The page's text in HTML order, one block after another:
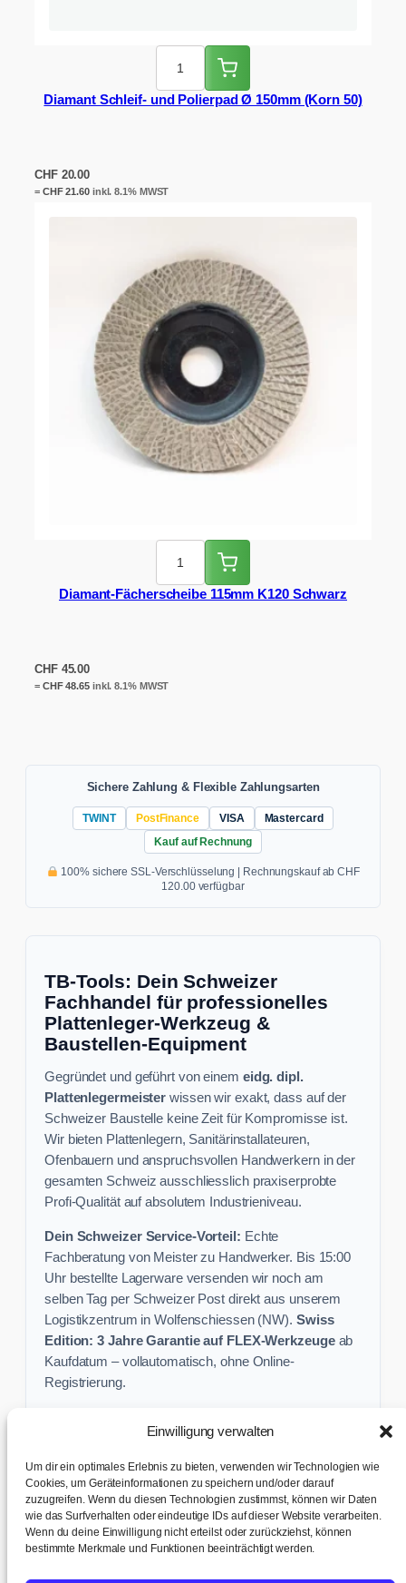
Einwilligung verwalten
Um dir ein optimales Erlebnis zu bieten, verwenden wir Technologien wie
Cookies, um Geräteinformationen zu speichern und/oder darauf
zuzugreifen. Wenn du diesen Technologien zustimmst, können wir Daten
wie das Surfverhalten oder eindeutige IDs auf dieser Website verarbeiten.
Wenn du deine Einwilligung nicht erteilst oder zurückziehst, können
bestimmte Merkmale und Funktionen beeinträchtigt werden.
Diamant Schleif- und Polierpad Ø 150mm (Korn 50)
CHF20.00
= CHF21.60inkl. 8.1% MWST
Diamant-Fächerscheibe 115mm K120 Schwarz
CHF45.00
= CHF48.65inkl. 8.1% MWST
Sichere Zahlung & Flexible Zahlungsarten
TWINT PostFinance VISA
Mastercard
Kauf auf Rechnung
100% sichere SSL-Verschlüsselung | Rechnungskauf ab CHF
120.00 verfügbar
TB-Tools: Dein Schweizer
Fachhandel für professionelles
Plattenleger-Werkzeug &
Baustellen-Equipment
Gegründet und geführt von einem eidg. dipl.
Plattenlegermeister wissen wir exakt, dass auf der
Schweizer Baustelle keine Zeit für Kompromisse ist.
Wir bieten Plattenlegern, Sanitärinstallateuren,
Ofenbauern und anspruchsvollen Handwerkern in der
gesamten Schweiz ausschliesslich praxiserprobte
Profi-Qualität auf absolutem Industrieniveau.
Dein Schweizer Service-Vorteil: Echte
Fachberatung von Meister zu Handwerker. Bis 15:00
Uhr bestellte Lagerware versenden wir noch am
selben Tag per Schweizer Post direkt aus unserem
Logistikzentrum in Wolfenschiessen (NW). Swiss
Edition: 3 Jahre Garantie auf FLEX-Werkzeugeab
Kaufdatum – vollautomatisch, ohne Online-
Registrierung.
Sichere dir exklusive Angebote und praktische
Baustellen-Tipps direkt in dein Postfach.
✉ Zur Anmeldung